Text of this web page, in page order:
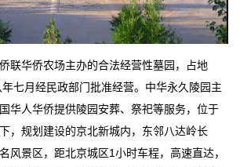
联华侨农场主办的合法经营性墓园，占地
七月经民政部门批准经营。中华永久陵园主
华人华侨提供陵园安葬、祭祀等服务，位于
，规划建设的京北新城内，东邻八达岭长
风景区，距北京城区1小时车程，高速直达，